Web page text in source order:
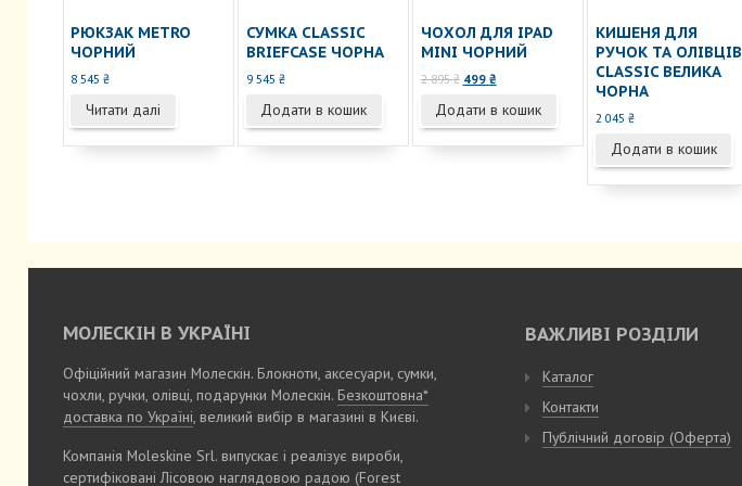
РЮКЗАК METRO
ЧОРНИЙ
8 545₴
Читати далі
СУМКА CLASSIC
BRIEFCASE ЧОРНА
9 545 ₴
Додати в кошик
ЧОХОЛ ДЛЯ IPAD
MINI ЧОРНИЙ
2 895₴ Оригінальна
2
895 ₴.
499 ₴Поточна
499 ₴.
Додати в кошик
КИШЕНЯ ДЛЯ
РУЧОК ТА ОЛІВЦІВ
CLASSIC ВЕЛИКА
ЧОРНА
2 045 ₴
Додати в кошик
МОЛЕСКІН В УКРАЇНІ
Офіційний магазин Молескін. Блокноти, аксесуари, сумки,
чохли, ручки, олівці, подарунки Молескін. Безкоштовна*
доставка по Україні, великий вибір в магазині в Києві.
Компанія Moleskine Srl. випускає і реалізує вироби,
сертифіковані Лісовою наглядовою радою (Forest
ВАЖЛИВІ РОЗДІЛИ
Каталог
Контакти
Публічний договір (Оферта)